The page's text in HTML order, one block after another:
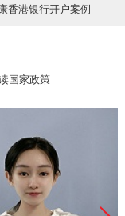
香港银行开户案例
国家政策